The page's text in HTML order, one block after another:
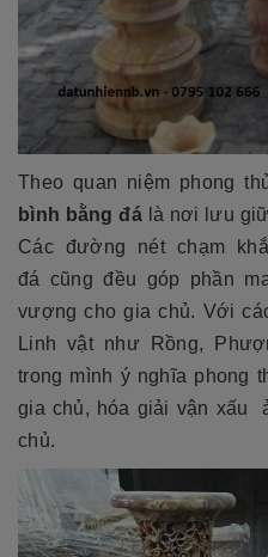
Theo quan niệm phong
bình bằng đá là nơi lưu
Các đường nét chạm
đá cũng đều góp phần
vượng cho gia chủ. Với
Linh vật như Rồng,
trong mình ý nghĩa phong
gia chủ, hóa giải vận xấu
chủ.